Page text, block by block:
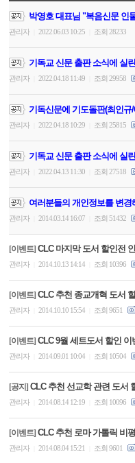
박영호 대표님 "복음신문 인
관리자 2022.06.03 10:25 조회 28233
기독교 신문 출판 소식에 실
관리자 2022.04.18 11:49 조회 29958
기독신문에 기도돌판(최인규
관리자 2022.04.18 10:29 조회 25815
기독교 신문 출판 소식에 실
관리자 2022.04.13 11:30 조회 27518
여러분들의 개인정보를 변경
관리자 2014.03.14 16:07 조회 51432
[이벤트] CLC 마지막 도서 할인전
관리자 2014.10.13 14:14 조회 10396
[이벤트] CLC 추천 종교개혁 도서
관리자 2014.10.10 15:54 조회 9651
[이벤트] CLC 9월 세트도서 할인 이
관리자 2014.09.01 10:04 조회 10504
[공지] CLC 추천 선교학 관련 도서
관리자 2014.08.14 12:19 조회 10096
[이벤트] CLC 추천 로마 가톨릭 비
관리자 2014.08.04 15:21 조회 9601